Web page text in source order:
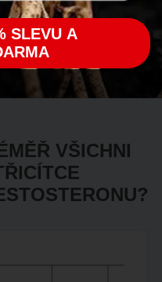
SLEVU A
VŠICHNI